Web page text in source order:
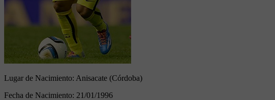
Lugar de Nacimiento: Anisacate (Córdoba)
Fecha de Nacimiento: 21/01/1996